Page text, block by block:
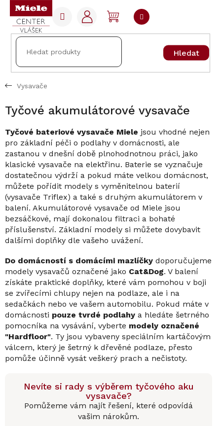
Přejít
obsah
Hledat
NÁKUPNÍ
KOŠÍK
Vysavače
Tyčové akumulátorové vysavače
Tyčové bateriové vysavače Miele jsou vhodné nejen
pro základní péči o podlahy v domácnosti, ale
zastanou v dnešní době plnohodnotnou práci, jako
klasické vysavače na elektřinu. Baterie se vyznačuje
dostatečnou výdrží a pokud máte velkou domácnost,
můžete pořídit modely s vyměnitelnou baterií
(vysavače Triflex) a také s druhým akumulátorem v
balení. Akumulátorové vysavače od Miele jsou
bezsáčkové, mají dokonalou filtraci a bohaté
příslušenství. Základní modely si můžete dovybavit
dalšími doplňky dle vašeho uvážení.
Do domácností s domácími mazlíčky doporučujeme
modely vysavačů označené jako Cat&Dog. V balení
získáte praktické doplňky, které vám pomohou v boji
se zvířecími chlupy nejen na podlaze, ale i na
sedačkách nebo ve vašem automobilu. Pokud máte v
domácnosti pouze tvrdé podlahy a hledáte šetrného
pomocníka na vysávání, vyberte modely označené
"Hardfloor". Ty jsou vybaveny speciálním kartáčovým
válcem, který je šetrný k dřevěné podlaze, přesto
pomůže účinně vysát veškerý prach a nečistoty.
Nevíte si rady s výběrem tyčového aku
vysavače?
Pomůžeme vám najít řešení, které odpovídá
vašim nárokům.